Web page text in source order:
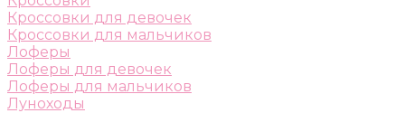
Кроссовки для девочек
Кроссовки для мальчиков
Лоферы
Лоферы для девочек
Лоферы для мальчиков
Луноходы